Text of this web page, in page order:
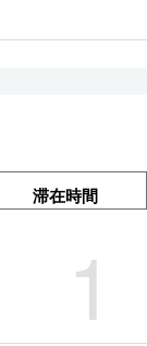
滞在時間
1